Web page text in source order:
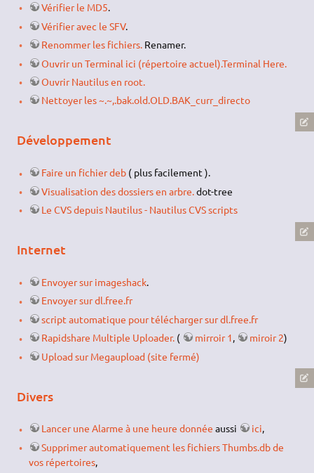
Vérifier le MD5.
Vérifier avec le SFV.
Renommer les fichiers.Renamer.
Ouvrir un Terminal ici (répertoire actuel).Terminal Here.
Ouvrir Nautilus en root.
Nettoyer les ~.~,.bak.old.OLD.BAK_curr_directo
Développement
Faire un fichier deb( plus facilement ).
Visualisation des dossiers en arbre.dot-tree
Le CVS depuis Nautilus - Nautilus CVS scripts
Internet
Envoyer sur imageshack.
Envoyer sur dl.free.fr
script automatique pour télécharger sur dl.free.fr
Rapidshare Multiple Uploader.( mirroir 1, miroir 2)
Upload sur Megaupload (site fermé)
Divers
Lancer une Alarme à une heure donnée aussi ici,
Supprimer automatiquement les fichiers Thumbs.db de
vos répertoires,